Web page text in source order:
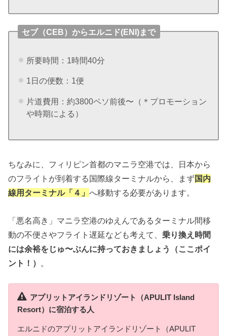
セブ（CEB）からエルニド(ENI)まで
所要時間：1時間40分
1日の便数：1便
片道費用：約3800ペソ前後〜（＊プロモーション
や時期による）
ちなみに、フィリピン首都のマニラ空港では、日本から
のフライトが到着する国際線ターミナルから、まず国内
線用ターミナル「４」へ移動する必要があります。
「悪名高き」マニラ空港のゆえんであるターミナル間移
動の不便さやフライト遅延なども考えて、乗り換え時間
には余裕をじゅ〜ぶんに持っておきましょう（ここポイ
ント！） 。
アプリットアイランドリゾート（APULIT Island
Resort）に宿泊する人
エルニドのアプリットアイランドリゾート（APULIT